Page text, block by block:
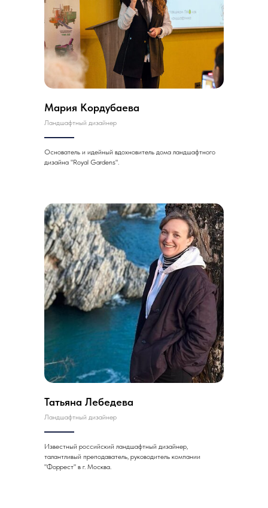
Мария Кордубаева
Ландшафтный дизайнер
Основатель и идейный вдохновитель дома ландшафтного
дизайна "Royal Gardens".
Татьяна Лебедева
Ландшафтный дизайнер
Известный российский ландшафтный дизайнер,
талантливый преподаватель, руководитель компании
"Форрест" в г. Москва.